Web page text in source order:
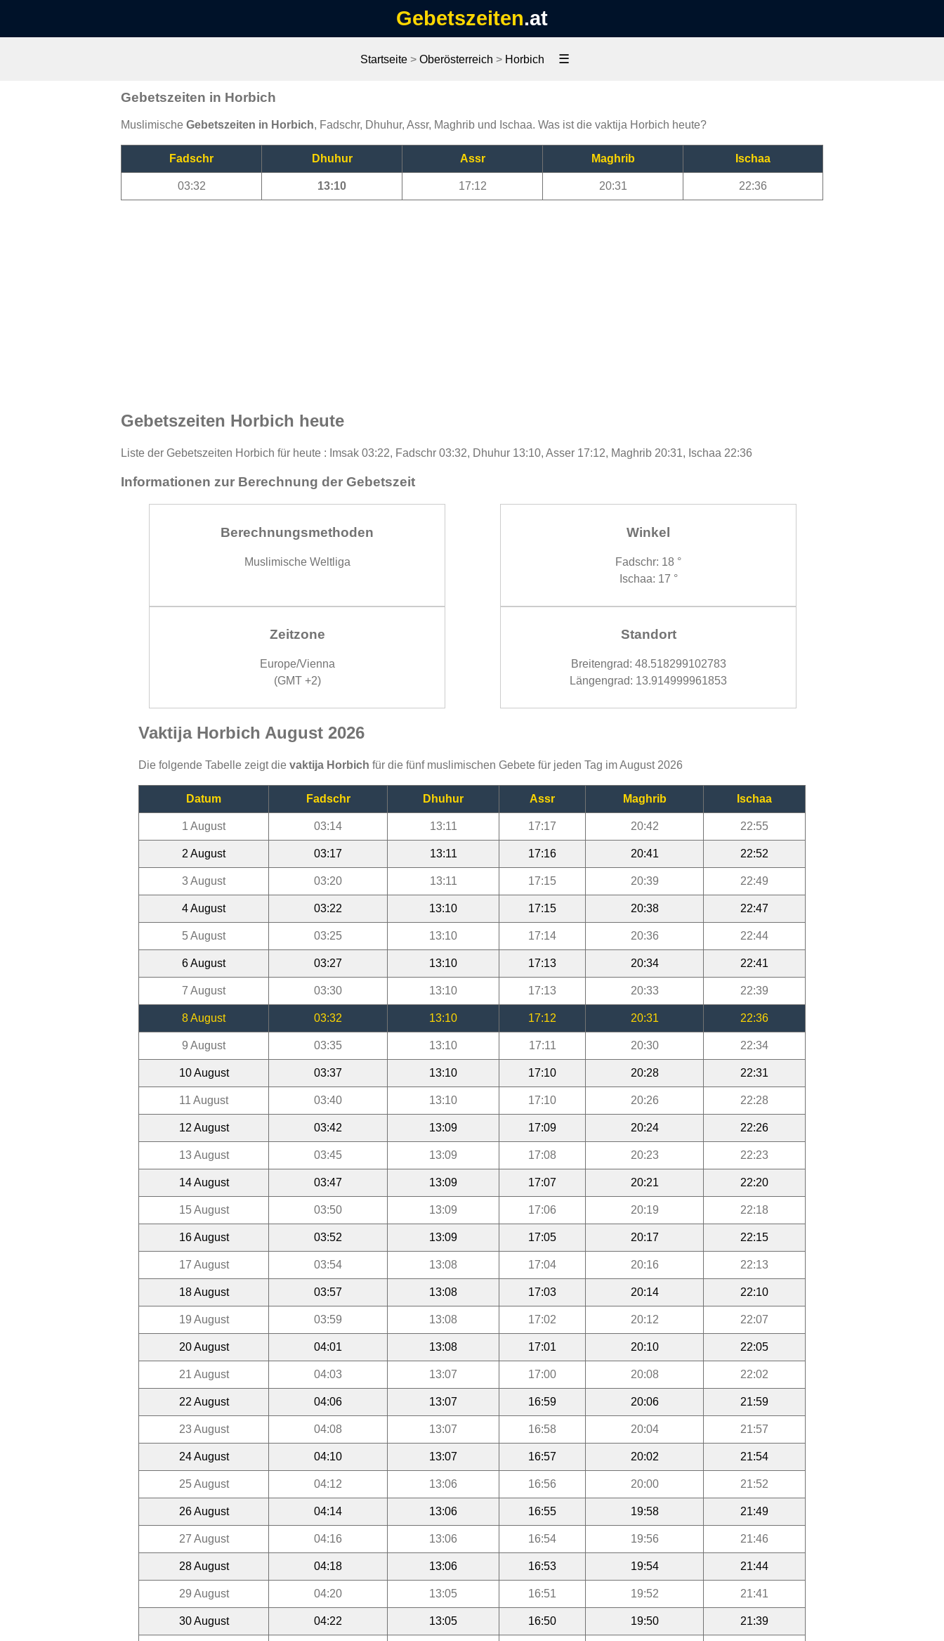
Gebetszeiten.at
Startseite > Oberösterreich > Horbich ☰
Gebetszeiten in Horbich
Muslimische Gebetszeiten in Horbich, Fadschr, Dhuhur, Assr, Maghrib und Ischaa. Was ist die vaktija Horbich heute?
Fadschr Dhuhur Assr Maghrib Ischaa
03:32 13:10 17:12 20:31 22:36
Gebetszeiten Horbich heute
Liste der Gebetszeiten Horbich für heute : Imsak 03:22, Fadschr 03:32, Dhuhur 13:10, Asser 17:12, Maghrib 20:31, Ischaa 22:36
Informationen zur Berechnung der Gebetszeit
Berechnungsmethoden
Muslimische Weltliga
Winkel
Fadschr: 18 °
Ischaa: 17 °
Zeitzone
Europe/Vienna
(GMT +2)
Standort
Breitengrad: 48.518299102783
Längengrad: 13.914999961853
Vaktija Horbich August 2026
Die folgende Tabelle zeigt die vaktija Horbich für die fünf muslimischen Gebete für jeden Tag im August 2026
Datum Fadschr Dhuhur Assr Maghrib Ischaa
1 August 03:14 13:11 17:17 20:42 22:55
2 August 03:17 13:11 17:16 20:41 22:52
3 August 03:20 13:11 17:15 20:39 22:49
4 August 03:22 13:10 17:15 20:38 22:47
5 August 03:25 13:10 17:14 20:36 22:44
6 August 03:27 13:10 17:13 20:34 22:41
7 August 03:30 13:10 17:13 20:33 22:39
8 August 03:32 13:10 17:12 20:31 22:36
9 August 03:35 13:10 17:11 20:30 22:34
10 August 03:37 13:10 17:10 20:28 22:31
11 August 03:40 13:10 17:10 20:26 22:28
12 August 03:42 13:09 17:09 20:24 22:26
13 August 03:45 13:09 17:08 20:23 22:23
14 August 03:47 13:09 17:07 20:21 22:20
15 August 03:50 13:09 17:06 20:19 22:18
16 August 03:52 13:09 17:05 20:17 22:15
17 August 03:54 13:08 17:04 20:16 22:13
18 August 03:57 13:08 17:03 20:14 22:10
19 August 03:59 13:08 17:02 20:12 22:07
20 August 04:01 13:08 17:01 20:10 22:05
21 August 04:03 13:07 17:00 20:08 22:02
22 August 04:06 13:07 16:59 20:06 21:59
23 August 04:08 13:07 16:58 20:04 21:57
24 August 04:10 13:07 16:57 20:02 21:54
25 August 04:12 13:06 16:56 20:00 21:52
26 August 04:14 13:06 16:55 19:58 21:49
27 August 04:16 13:06 16:54 19:56 21:46
28 August 04:18 13:06 16:53 19:54 21:44
29 August 04:20 13:05 16:51 19:52 21:41
30 August 04:22 13:05 16:50 19:50 21:39